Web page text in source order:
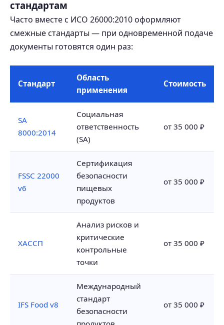
стандартам
Часто вместе с ИСО 26000:2010 оформляют
смежные стандарты — при одновременной подаче
документы готовятся один раз:
Стандарт
Область
применения
Стоимость
SA
8000:2014
Социальная
ответственность
(SA)
от 35 000 ₽
FSSC 22000
v6
Сертификация
безопасности
пищевых
продуктов
от 35 000 ₽
ХАССП
Анализ рисков и
критические
контрольные
точки
от 35 000 ₽
IFS Food v8
Международный
стандарт
безопасности
от 35 000 ₽